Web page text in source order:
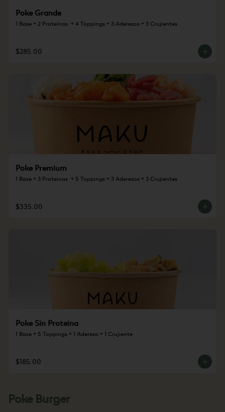
Poke Grande
1 Base + 2 Proteínas  + 4 Toppings + 3 Aderezos + 3 Crujientes
$285.00
Poke Premium
1 Base + 3 Proteinas  + 5 Toppings + 3 Aderezos + 3 Crujientes
$335.00
Poke Sin Proteina
1 Base + 5 Toppings + 1 Aderezo + 1 Crujiente
$185.00
Poke Burger